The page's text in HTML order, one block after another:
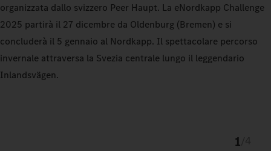
organizzata dallo svizzero Peer Haupt. La eNordkapp Challenge
2025 partirà il 27 dicembre da Oldenburg (Bremen) e si
concluderà il 5 gennaio al Nordkapp. Il spettacolare percorso
invernale attraversa la Svezia centrale lungo il leggendario
Inlandsvägen.
1